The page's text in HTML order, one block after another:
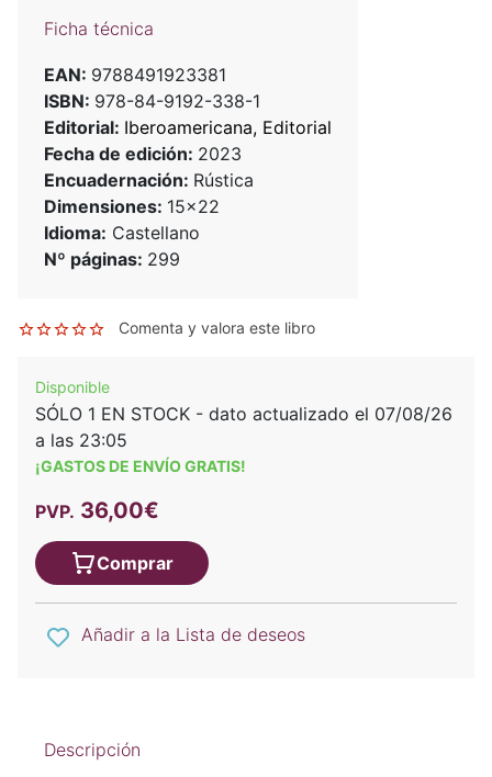
Ficha técnica
EAN: 9788491923381
ISBN: 978-84-9192-338-1
Editorial: Iberoamericana, Editorial
Fecha de edición: 2023
Encuadernación: Rústica
Dimensiones: 15x22
Idioma: Castellano
Nº páginas: 299
Comenta y valora este libro
Disponible
SÓLO 1 EN STOCK - dato actualizado el 07/08/26
a las 23:05
¡GASTOS DE ENVÍO GRATIS!
PVP. 36,00€
Comprar
Añadir a la Lista de deseos
Descripción